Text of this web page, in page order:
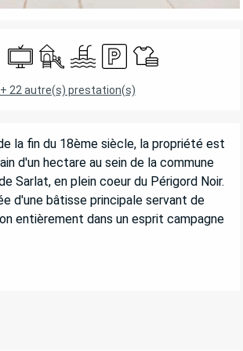
ET COORDONNÉES
vaisselle
TélévisionJeux pour enfants / Espace jeux
PiscineParkingDraps et linge
+ 22 autre(s) prestation(s)
la fin du 18ème siècle, la propriété est
d'un hectare au sein de la commune
Sarlat, en plein coeur du Périgord Noir.
d'une bâtisse principale servant de
entièrement dans un esprit campagne